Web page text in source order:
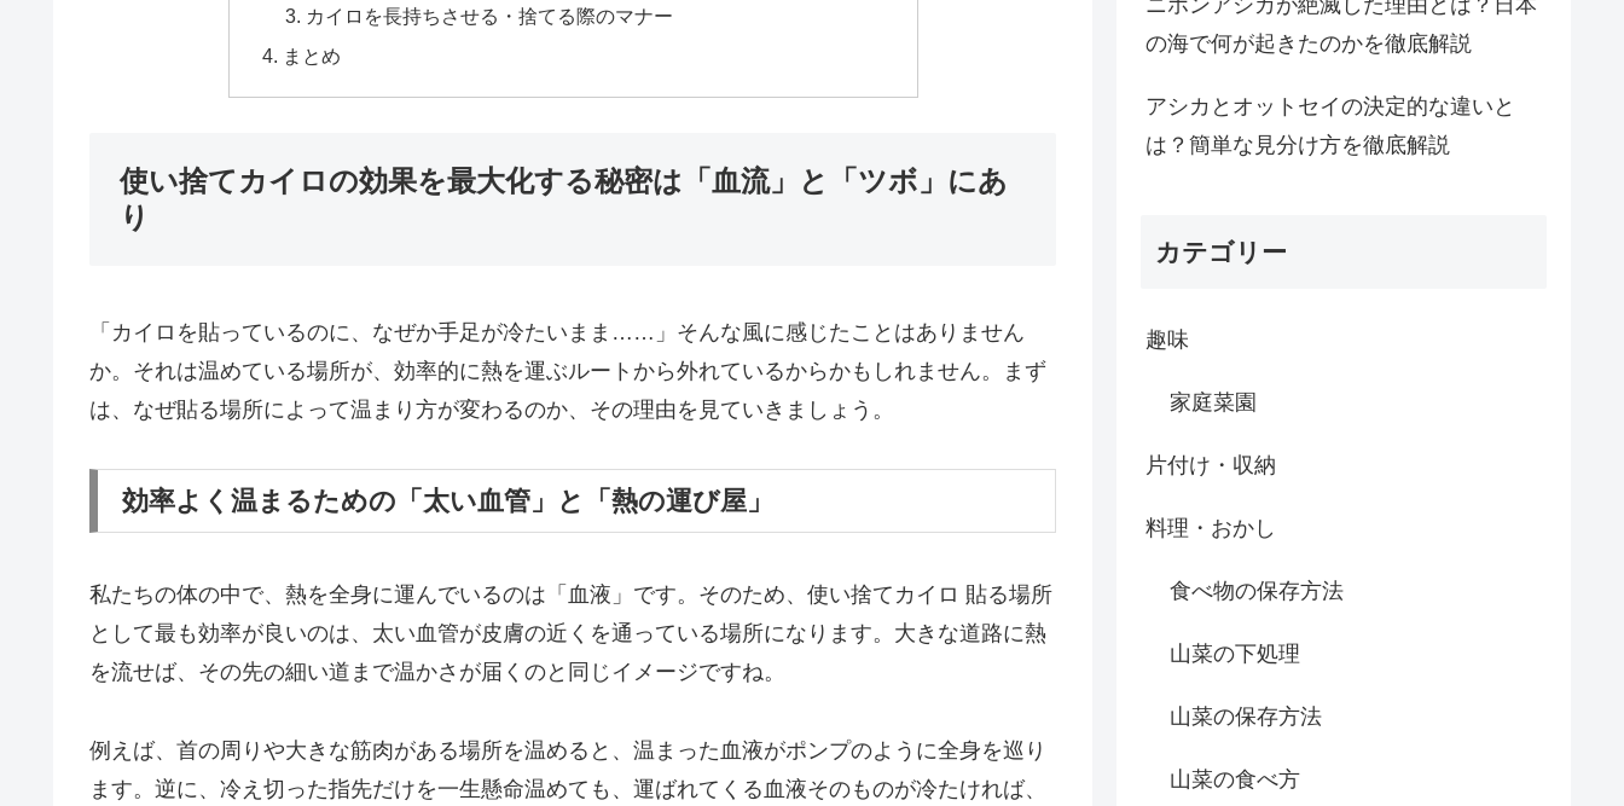
カイロを長持ちさせる・捨てる際のマナー
まとめ
使い捨てカイロの効果を最大化する秘密は「血流」と「ツボ」にあ
り
「カイロを貼っているのに、なぜか手足が冷たいまま……」そんな風に感じたことはありません
か。それは温めている場所が、効率的に熱を運ぶルートから外れているからかもしれません。まず
は、なぜ貼る場所によって温まり方が変わるのか、その理由を見ていきましょう。
効率よく温まるための「太い血管」と「熱の運び屋」
私たちの体の中で、熱を全身に運んでいるのは「血液」です。そのため、使い捨てカイロ 貼る場所
として最も効率が良いのは、太い血管が皮膚の近くを通っている場所になります。大きな道路に熱
を流せば、その先の細い道まで温かさが届くのと同じイメージですね。
例えば、首の周りや大きな筋肉がある場所を温めると、温まった血液がポンプのように全身を巡り
ます。逆に、冷え切った指先だけを一生懸命温めても、運ばれてくる血液そのものが冷たければ、
の海で何が起きたのかを徹底解説
アシカとオットセイの決定的な違いと
は？簡単な見分け方を徹底解説
カテゴリー
趣味
家庭菜園
片付け・収納
料理・おかし
食べ物の保存方法
山菜の下処理
山菜の保存方法
山菜の食べ方